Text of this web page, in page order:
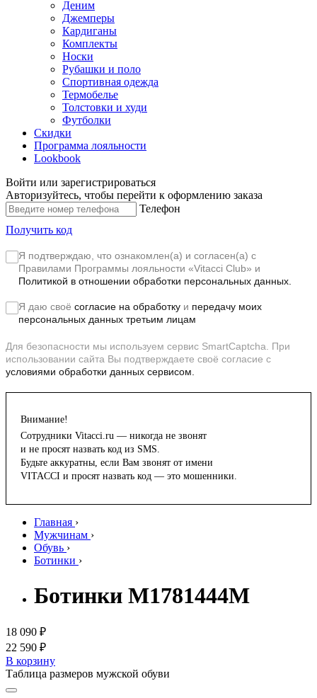
Деним
Джемперы
Кардиганы
Комплекты
Носки
Рубашки и поло
Спортивная одежда
Термобелье
Толстовки и худи
Футболки
Скидки
Программа лояльности
Lookbook
Войти или зарегистрироваться
Авторизуйтесь, чтобы перейти к оформлению заказа
Телефон
Получить код
Я подтверждаю, что ознакомлен(а) и согласен(а) с
Правилами Программы лояльности «Vitacci Club» и
Политикой в отношении обработки персональных данных.
Я даю своё согласие на обработку и передачу моих
персональных данных третьим лицам
Для безопасности мы используем сервис SmartCaptcha. При
использовании сайта Вы подтверждаете своё согласие с
условиями обработки данных сервисом.
Внимание!
Сотрудники Vitacci.ru — никогда не звонят
и не просят назвать код из SMS.
Будьте аккуратны, если Вам звонят от имени
VITACCI и просят назвать код — это мошенники.
Главная ›
Мужчинам ›
Обувь ›
Ботинки ›
Ботинки M1781444M
18 090 ₽
22 590 ₽
В корзину
Таблица размеров мужской обуви